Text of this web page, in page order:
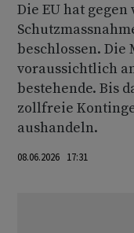
Die EU hat
beschlossen. Die
voraussichtlich
bestehende. Bis
zollfreie
aushandeln.
08.06.2026 17:31